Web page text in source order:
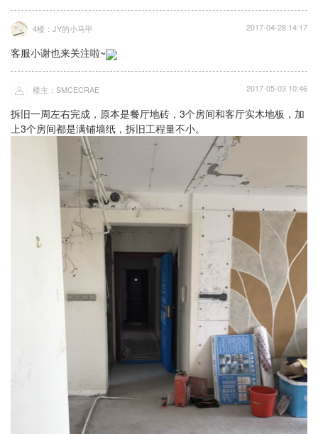
4楼：JY的小马甲 2017-04-28 14:17
客服小谢也来关注啦~
楼主：SMCECRAE 2017-05-03 10:46
拆旧一周左右完成，原本是餐厅地砖，3个房间和客厅实木地板，加
上3个房间都是满铺墙纸，拆旧工程量不小。